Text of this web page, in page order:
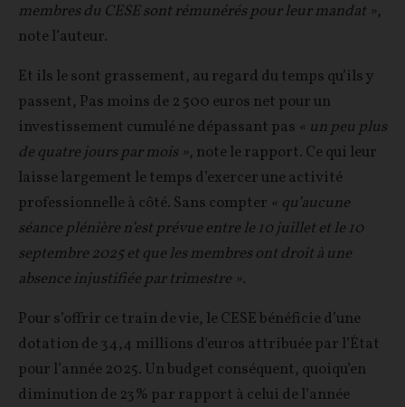
membres du CESE sont rémunérés pour leur mandat »,
note l’auteur.
Et ils le sont grassement, au regard du temps qu’ils y
passent, Pas moins de 2 500 euros net pour un
investissement cumulé ne dépassant pas « un peu plus
de quatre jours par mois », note le rapport. Ce qui leur
laisse largement le temps d’exercer une activité
professionnelle à côté. Sans compter « qu’aucune
séance plénière n’est prévue entre le 10 juillet et le 10
septembre 2025 et que les membres ont droit à une
absence injustifiée par trimestre ».
Pour s’offrir ce train de vie, le CESE bénéficie d’une
dotation de 34,4 millions d'euros attribuée par l’État
pour l’année 2025. Un budget conséquent, quoiqu’en
diminution de 23% par rapport à celui de l’année